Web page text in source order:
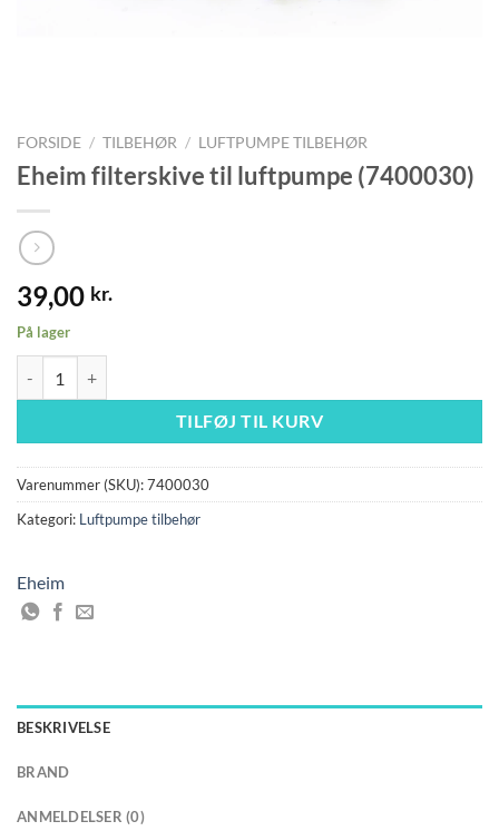
FORSIDE / TILBEHØR / LUFTPUMPE TILBEHØR
Eheim filterskive til luftpumpe (7400030)
39,00 kr.
På lager
TILFØJ TIL KURV
Varenummer (SKU):7400030
Kategori: Luftpumpe tilbehør
Eheim
BESKRIVELSE
BRAND
ANMELDELSER (0)